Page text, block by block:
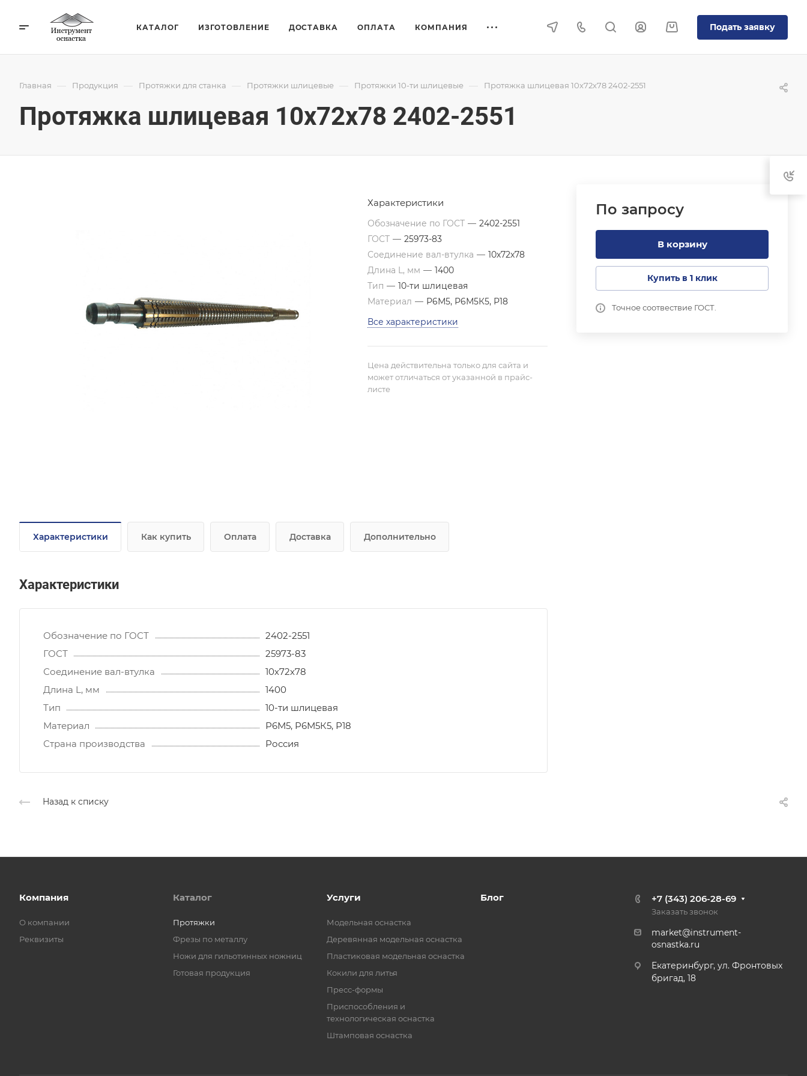
КАТАЛОГ ИЗГОТОВЛЕНИЕ ДОСТАВКА ОПЛАТА КОМПАНИЯ Подать заявку
Главная — Продукция — Протяжки для станка — Протяжки шлицевые — Протяжки 10-ти шлицевые — Протяжка шлицевая 10x72x78 2402-2551
Протяжка шлицевая 10x72x78 2402-2551
По запросу
В корзину
Купить в 1 клик
Точное соотвествие ГОСТ.
Характеристики
Обозначение по ГОСТ — 2402-2551
ГОСТ — 25973-83
Соединение вал-втулка — 10х72х78
Длина L, мм — 1400
Тип — 10-ти шлицевая
Материал — Р6М5, Р6М5К5, Р18
Все характеристики
Цена действительна только для сайта и
может отличаться от указанной в прайс-
листе
Характеристики Как купить Оплата Доставка Дополнительно
Характеристики
Обозначение по ГОСТ
2402-2551
ГОСТ
25973-83
Соединение вал-втулка
10х72х78
Длина L, мм
1400
Тип
10-ти шлицевая
Материал
Р6М5, Р6М5К5, Р18
Страна производства
Россия
Назад к списку
Компания
О компании
Реквизиты
Каталог
Протяжки
Фрезы по металлу
Ножи для гильотинных ножниц
Готовая продукция
Услуги
Модельная оснастка
Деревянная модельная оснастка
Пластиковая модельная оснастка
Кокили для литья
Пресс-формы
Приспособления и
технологическая оснастка
Штамповая оснастка
Блог +7 (343) 206-28-69
Заказать звонок
market@instrument-
osnastka.ru
Екатеринбург, ул. Фронтовых
бригад, 18